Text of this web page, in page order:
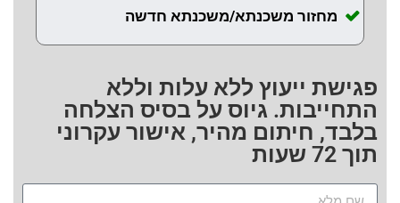
מחזור משכנתא/משכנתא חדשה
פגישת ייעוץ ללא עלות וללא
התחייבות. גיוס על בסיס הצלחה
בלבד, חיתום מהיר, אישור עקרוני
תוך 72 שעות